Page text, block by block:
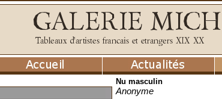
Nu masculin
Anonyme